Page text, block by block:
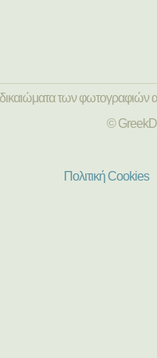
των φωτογραφιών
©
Πολιτική Cookies